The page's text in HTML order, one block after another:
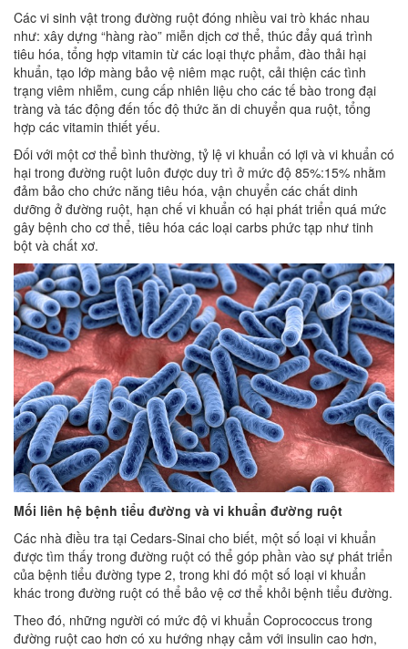
Các vi sinh vật trong đường ruột đóng nhiều vai trò khác nhau
như: xây dựng “hàng rào” miễn dịch cơ thể, thúc đẩy quá trình
tiêu hóa, tổng hợp vitamin từ các loại thực phẩm, đào thải hại
khuẩn, tạo lớp màng bảo vệ niêm mạc ruột, cải thiện các tình
trạng viêm nhiễm, cung cấp nhiên liệu cho các tế bào trong đại
tràng và tác động đến tốc độ thức ăn di chuyển qua ruột, tổng
hợp các vitamin thiết yếu.
Đối với một cơ thể bình thường, tỷ lệ vi khuẩn có lợi và vi khuẩn có
hại trong đường ruột luôn được duy trì ở mức độ 85%:15% nhằm
đảm bảo cho chức năng tiêu hóa, vận chuyển các chất dinh
dưỡng ở đường ruột, hạn chế vi khuẩn có hại phát triển quá mức
gây bệnh cho cơ thể, tiêu hóa các loại carbs phức tạp như tinh
bột và chất xơ.
Mối liên hệ bệnh tiểu đường và vi khuẩn đường ruột
Các nhà điều tra tại Cedars-Sinai cho biết, một số loại vi khuẩn
được tìm thấy trong đường ruột có thể góp phần vào sự phát triển
của bệnh tiểu đường type 2, trong khi đó một số loại vi khuẩn
khác trong đường ruột có thể bảo vệ cơ thể khỏi bệnh tiểu đường.
Theo đó, những người có mức độ vi khuẩn Coprococcus trong
đường ruột cao hơn có xu hướng nhạy cảm với insulin cao hơn,